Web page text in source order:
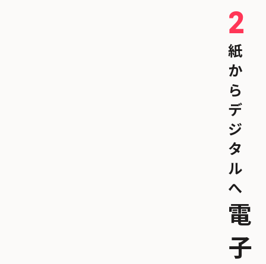
2
紙
か
ら
デ
ジ
タ
ル
へ
電
子